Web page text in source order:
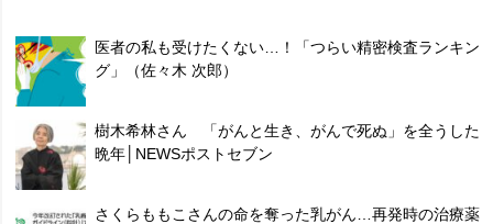
医者の私も受けたくない…！「つらい精密検査ランキン
グ」（佐々木 次郎）
樹木希林さん 「がんと生き、がんで死ぬ」を全うした
晩年│NEWSポストセブン
さくらももこさんの命を奪った乳がん…再発時の治療薬